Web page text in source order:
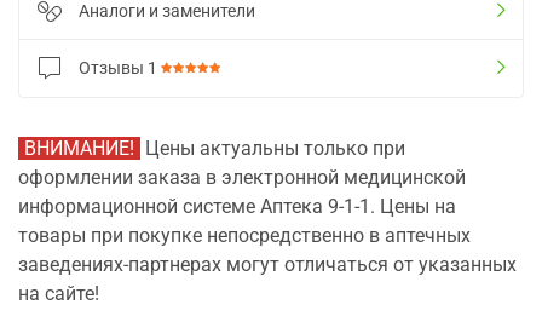
Аналоги и заменители
Отзывы 1
ВНИМАНИЕ! Цены актуальны только при
оформлении заказа в электронной медицинской
информационной системе Аптека 9-1-1. Цены на
товары при покупке непосредственно в аптечных
заведениях-партнерах могут отличаться от указанных
на сайте!